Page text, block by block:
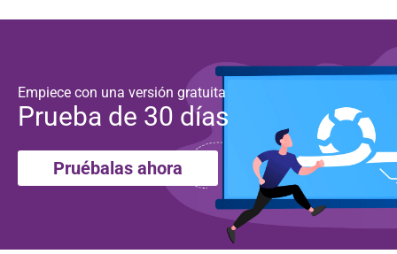
Empiece con una versión gratuita
Prueba de 30 días
Pruébalas ahora